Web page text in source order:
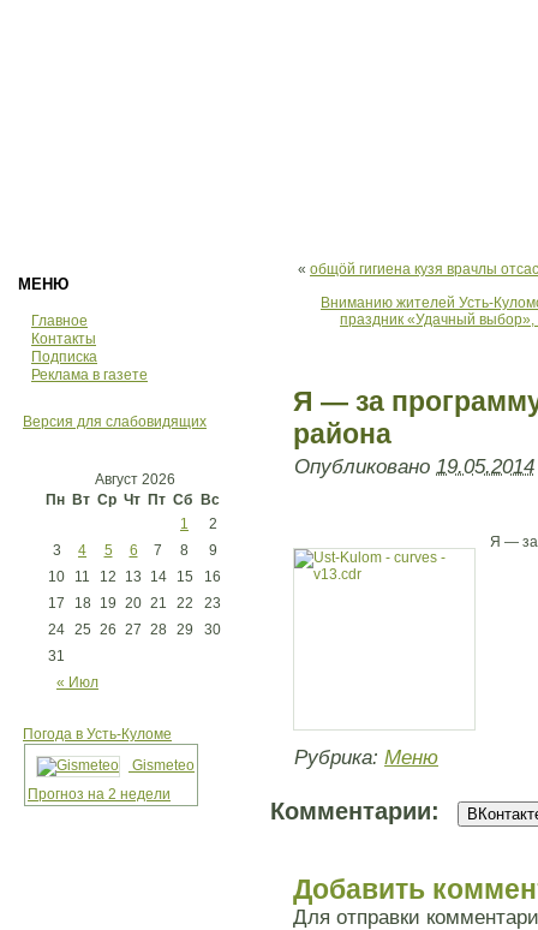
МЕНЮ
Главное
Контакты
Подписка
Реклама в газете
Версия для слабовидящих
Август 2026
Пн Вт Ср Чт Пт Сб Вс
« Июл
1
2
3
4 5 6 7 8
9
10
11 12 13 14 15
16
17
18 19 20 21 22
23
24 25 26 27 28 29
30
31
Погода в Усть-Куломе
Gismeteo
Прогноз на 2 недели
« общöй гигиена кузя врачлы
Вниманию жителей Усть-
праздник «Удачный
Я — за
района
Опубликовано 19.05.2014
Я — за
Рубрика: Меню
Комментарии:
Добавить
Для отправки